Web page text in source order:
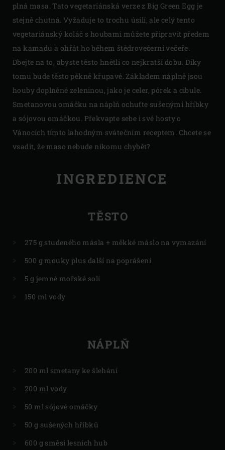
plná masa. Tato vegetariánská verze z Big Green Egg je
stejně chutná. Vyžaduje to trochu úsilí, ale celý tento
vegetariánský koláč s houbami můžete připravit předem
na kamadu a ohřát ho během štědrovečerní večeře.
Dbejte na to, abyste těsto hnětli co nejkratší dobu. Díky
tomu bude těsto pěkně křupavé. Základem náplně jsou
houby doplněné zeleninou, jako je celer, pórek a cibule.
Smetanovou omáčku na náplň ochuťte sušenými hříbky
a sójovou omáčkou. Překvapte sebe i své hosty o
Vánocích tímto lahodným svátečním receptem. Chcete se
vsadit, že maso nebude nikomu chybět?
INGREDIENCE
TĚSTO
275 g studeného másla + měkké máslo na vymazání
500 g mouky plus další na poprášení
5 g jemné mořské soli
150 ml vody
NÁPLŇ
200 ml smetany ke šlehání
200 ml vody
50 ml sójové omáčky
50 g sušených hříbků
600 g směsi lesních hub